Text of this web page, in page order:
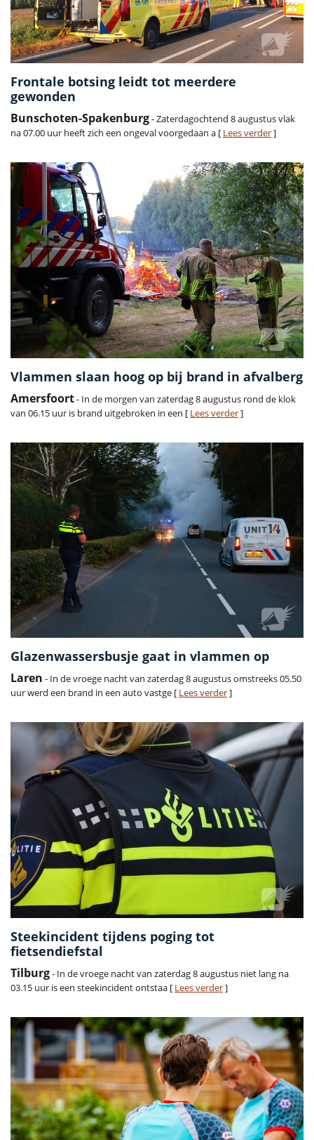
Frontale botsing leidt tot meerdere
gewonden
Bunschoten-Spakenburg- Zaterdagochtend 8 augustus vlak
na 07.00 uur heeft zich een ongeval voorgedaan a [ Lees verder]
Vlammen slaan hoog op bij brand in afvalberg
Amersfoort- In de morgen van zaterdag 8 augustus rond de klok
van 06.15 uur is brand uitgebroken in een [ Lees verder]
Glazenwassersbusje gaat in vlammen op
Laren - In de vroege nacht van zaterdag 8 augustus omstreeks 05.50
uur werd een brand in een auto vastge [ Lees verder]
Steekincident tijdens poging tot
fietsendiefstal
Tilburg- In de vroege nacht van zaterdag 8 augustus niet lang na
03.15 uur is een steekincident ontstaa [ Lees verder]